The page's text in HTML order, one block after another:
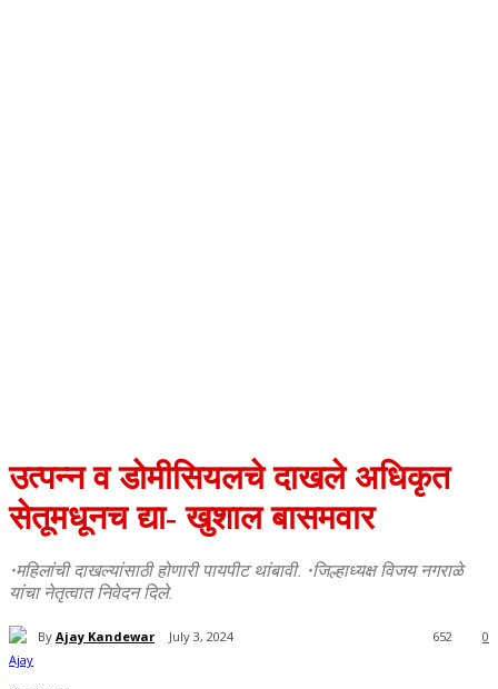
उत्पन्न व डोमीसियलचे दाखले अधिकृत
सेतूमधूनच द्या- खुशाल बासमवार
•महिलांची दाखल्यांसाठी होणारी पायपीट थांबावी. •जिल्हाध्यक्ष विजय नगराळे
यांचा नेतृत्वात निवेदन दिले.
By Ajay Kandewar July 3, 2024 0
652